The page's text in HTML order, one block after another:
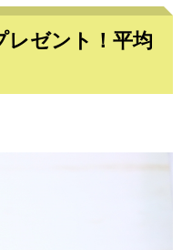
レゼント！平均